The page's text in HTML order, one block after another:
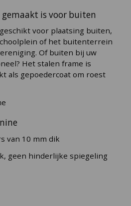
is voor buiten
voor plaatsing buiten,
of het buitenterrein
Of buiten bij uw
Het stalen frame is
als gepoedercoat om roest
van 10 mm dik
geen hinderlijke spiegeling